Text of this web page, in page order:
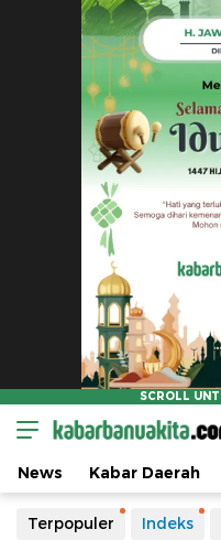
News Kabar Daerah
Terpopuler Indeks